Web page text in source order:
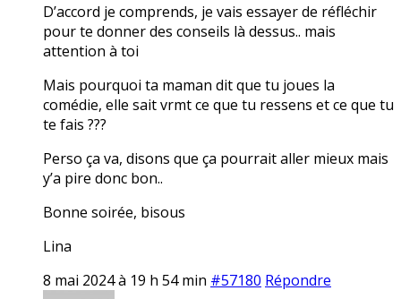
D’accord je comprends, je vais essayer de réfléchir
pour te donner des conseils là dessus.. mais
attention à toi
Mais pourquoi ta maman dit que tu joues la
comédie, elle sait vrmt ce que tu ressens et ce que tu
te fais ???
Perso ça va, disons que ça pourrait aller mieux mais
y’a pire donc bon..
Bonne soirée, bisous
Lina
8 mai 2024 à 19 h 54 min #57180 Répondre